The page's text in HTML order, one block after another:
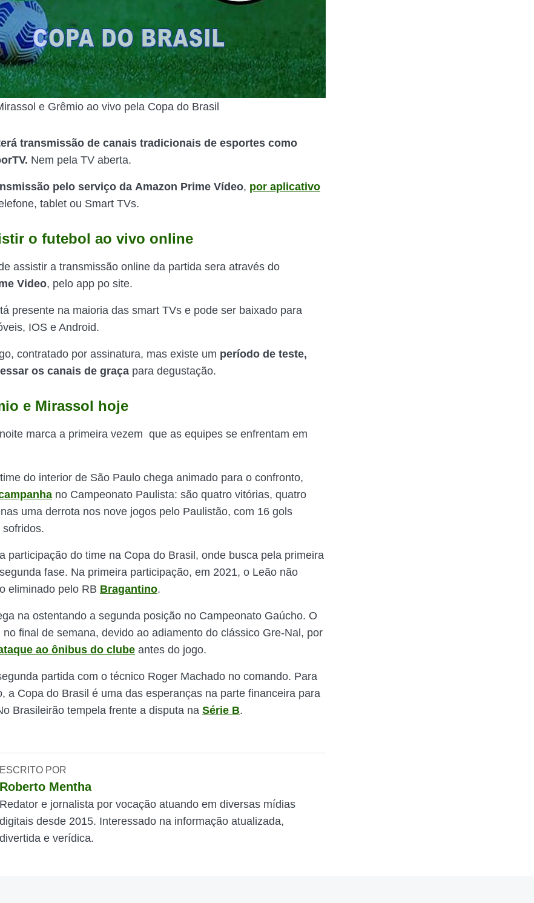
e Grêmio ao vivo pela Copa do Brasil
transmissão de canais tradicionais de esportes como
Nem pela TV aberta.
pelo serviço da Amazon Prime Vídeo, por aplicativo
tablet ou Smart TVs.
o futebol ao vivo online
assistir a transmissão online da partida sera através do
Video, pelo app po site.
presente na maioria das smart TVs e pode ser baixado para
IOS e Android.
contratado por assinatura, mas existe um período de teste,
os canais de graça para degustação.
e Mirassol hoje
marca a primeira vezem que as equipes se enfrentam em
do interior de São Paulo chega animado para o confronto,
no Campeonato Paulista: são quatro vitórias, quatro
uma derrota nos nove jogos pelo Paulistão, com 16 gols
sofridos.
participação do time na Copa do Brasil, onde busca pela primeira
fase. Na primeira participação, em 2021, o Leão não
eliminado pelo RB Bragantino.
na ostentando a segunda posição no Campeonato Gaúcho. O
final de semana, devido ao adiamento do clássico Gre-Nal, por
ao ônibus do clube antes do jogo.
partida com o técnico Roger Machado no comando. Para
a Copa do Brasil é uma das esperanças na parte financeira para
Brasileirão tempela frente a disputa na Série B.
ESCRITO POR
Roberto Mentha
Redator e jornalista por vocação atuando em diversas mídias
digitais desde 2015. Interessado na informação atualizada,
divertida e verídica.